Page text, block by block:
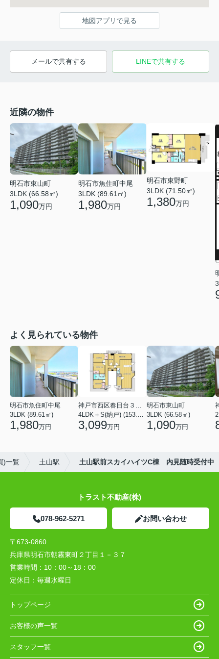
地図アプリで見る
メールで共有する LINEで共有する
近隣の物件
明石市東山町
3LDK (66.58㎡)
1,090万円
明石市魚住町中尾
3LDK (89.61㎡)
1,980万円
明石市東野町
3LDK (71.50㎡)
1,380万円
よく見られている物件
明石市魚住町中尾
3LDK (89.61㎡)
1,980万円
神戸市西区春日台３丁目
4LDK＋S(納戸) (153.86㎡)
3,099万円
明石市東山町
3LDK (66.58㎡)
1,090万円
)一覧 土山駅 土山駅前スカイハイツC棟 内見随時受付中
トラスト不動産(株)
078-962-5271 お問い合わせ
〒673-0860
兵庫県明石市朝霧東町２丁目１－３７
営業時間： 10：00～18：00
定休日： 毎週水曜日
トップページ
お客様の声一覧
スタッフ一覧